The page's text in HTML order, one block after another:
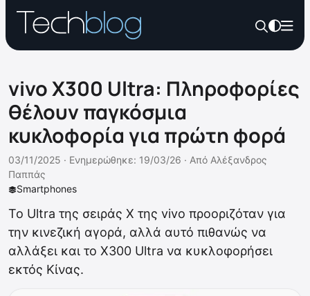
vivo X300 Ultra: Πληροφορίες
θέλουν παγκόσμια
κυκλοφορία για πρώτη φορά
Smartphones
03/11/2025 · Ενημερώθηκε: 19/03/26 · Από Αλέξανδρος
Παππάς
Το Ultra της σειράς X της vivo προοριζόταν για
την κινεζική αγορά, αλλά αυτό πιθανώς να
αλλάξει και το X300 Ultra να κυκλοφορήσει
εκτός Κίνας.